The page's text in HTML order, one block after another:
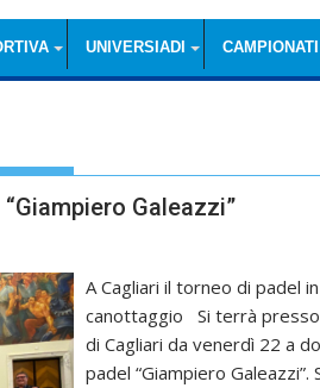
UNIVERSIADI
Galeazzi”
A Cagliari il torneo di padel
canottaggio Si terrà
di Cagliari da venerdì 22 a
padel “Giampiero